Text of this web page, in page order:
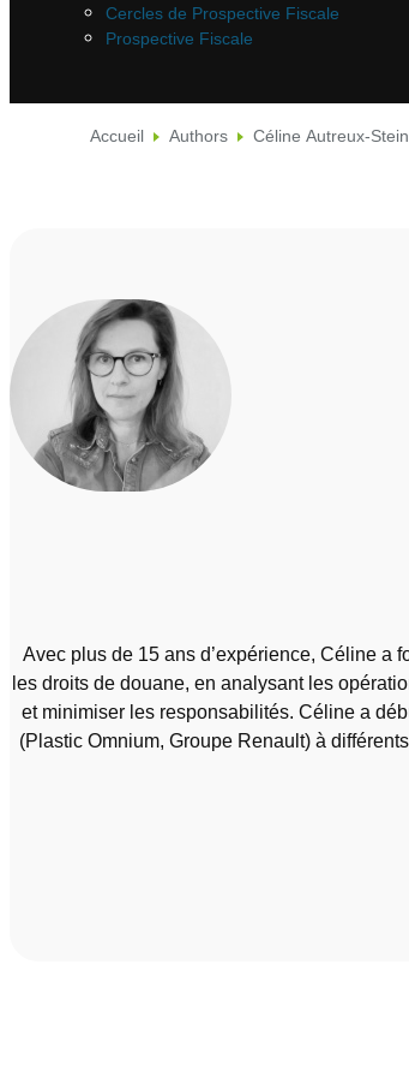
Cercles de Prospective Fiscale
Prospective Fiscale
Accueil Authors Céline Autreux-
Avec plus de 15 ans d’expérience, Céline a
les droits de douane, en analysant les
et minimiser les responsabilités. Céline a
(Plastic Omnium, Groupe Renault) à